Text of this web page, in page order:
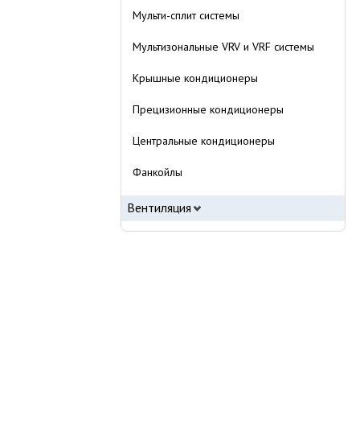
Мульти-сплит системы
Мультизональные VRV и VRF системы
Крышные кондиционеры
Прецизионные кондиционеры
Центральные кондиционеры
Фанкойлы
Вентиляция